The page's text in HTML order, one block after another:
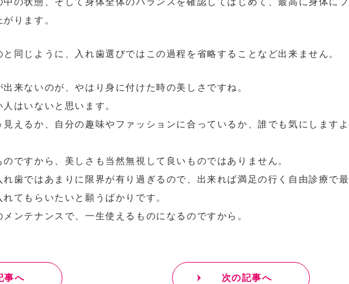
ります。
同じように、入れ歯選びではこの過程を省略することなど出来ません。
来ないのが、やはり身に付けた時の美しさですね。
はいないと思います。
えるか、自分の趣味やファッションに合っているか、誰でも気にしますよ
ですから、美しさも当然無視して良いものではありません。
歯ではあまりに限界が有り過ぎるので、出来れば満足の行く自由診療で最
てもらいたいと願うばかりです。
ンテナンスで、一生使えるものになるのですから。
事へ 次の記事へ